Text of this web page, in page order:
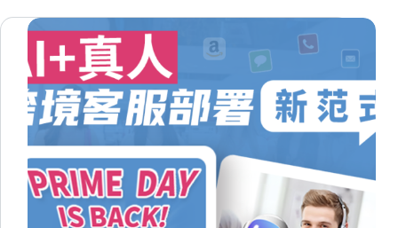
计
时！
英
双
留
学
顾
问
助